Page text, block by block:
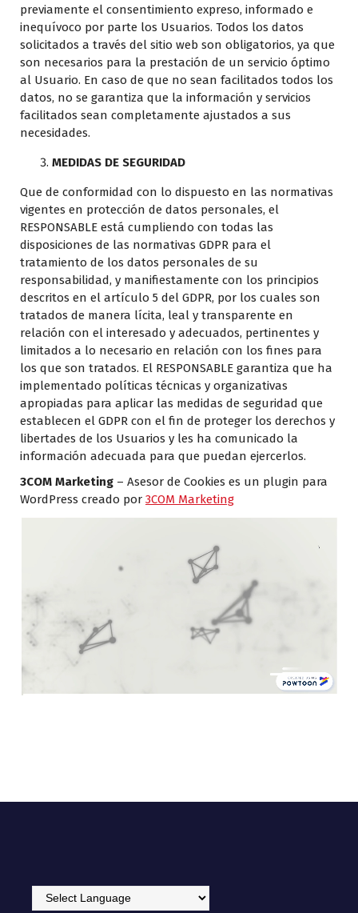
previamente el consentimiento expreso, informado e
inequívoco por parte los Usuarios. Todos los datos
solicitados a través del sitio web son obligatorios, ya que
son necesarios para la prestación de un servicio óptimo
al Usuario. En caso de que no sean facilitados todos los
datos, no se garantiza que la información y servicios
facilitados sean completamente ajustados a sus
necesidades.
MEDIDAS DE SEGURIDAD
Que de conformidad con lo dispuesto en las normativas
vigentes en protección de datos personales, el
RESPONSABLE está cumpliendo con todas las
disposiciones de las normativas GDPR para el
tratamiento de los datos personales de su
responsabilidad, y manifiestamente con los principios
descritos en el artículo 5 del GDPR, por los cuales son
tratados de manera lícita, leal y transparente en
relación con el interesado y adecuados, pertinentes y
limitados a lo necesario en relación con los fines para
los que son tratados. El RESPONSABLE garantiza que ha
implementado políticas técnicas y organizativas
apropiadas para aplicar las medidas de seguridad que
establecen el GDPR con el fin de proteger los derechos y
libertades de los Usuarios y les ha comunicado la
información adecuada para que puedan ejercerlos.
3COM Marketing – Asesor de Cookies es un plugin para
WordPress creado por 3COM Marketing